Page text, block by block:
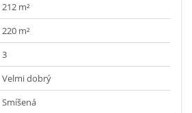
212 m²
220 m²
3
Velmi dobrý
Smíšená